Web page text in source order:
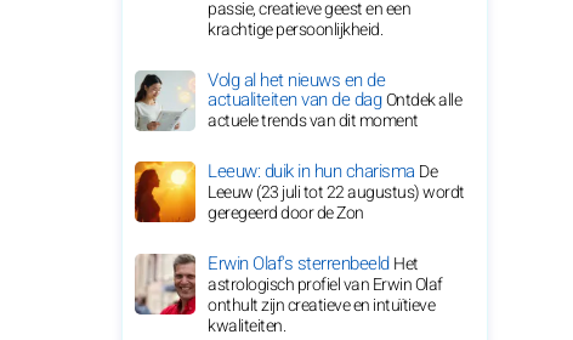
passie, creatieve geest en een
krachtige persoonlijkheid.
Volg al het nieuws en de
actualiteiten van de dagOntdek alle
actuele trends van dit moment
Leeuw: duik in hun charisma De
Leeuw (23 juli tot 22 augustus) wordt
geregeerd door de Zon
Erwin Olaf's sterrenbeeldHet
astrologisch profiel van Erwin Olaf
onthult zijn creatieve en intuïtieve
kwaliteiten.